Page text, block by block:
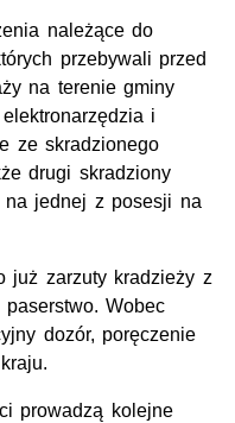
należące do
przebywali przed
na terenie gminy
i
ze skradzionego
drugi skradziony
na jednej z posesji na
już zarzuty kradzieży z
Wobec
dozór, poręczenie
prowadzą kolejne